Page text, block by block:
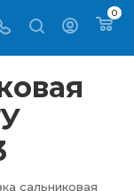
0
сальниковая